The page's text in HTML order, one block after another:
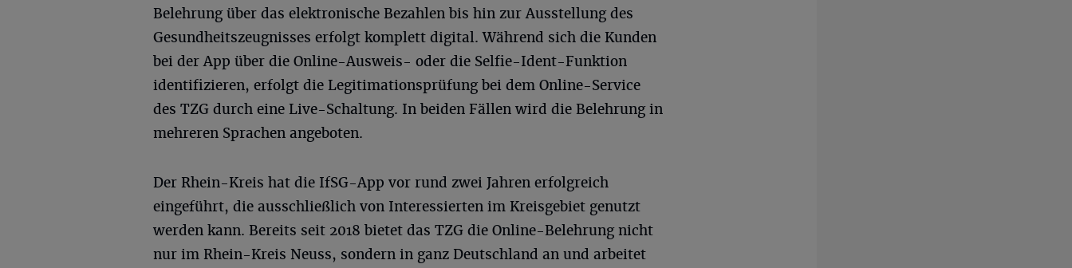
Belehrung über das elektronische Bezahlen bis hin zur Ausstellung des
Gesundheitszeugnisses erfolgt komplett digital. Während sich die Kunden
bei der App über die Online-Ausweis- oder die Selfie-Ident-Funktion
identifizieren, erfolgt die Legitimationsprüfung bei dem Online-Service
des TZG durch eine Live-Schaltung. In beiden Fällen wird die Belehrung in
mehreren Sprachen angeboten.
Der Rhein-Kreis hat die IfSG-App vor rund zwei Jahren erfolgreich
eingeführt, die ausschließlich von Interessierten im Kreisgebiet genutzt
werden kann. Bereits seit 2018 bietet das TZG die Online-Belehrung nicht
nur im Rhein-Kreis Neuss, sondern in ganz Deutschland an und arbeitet